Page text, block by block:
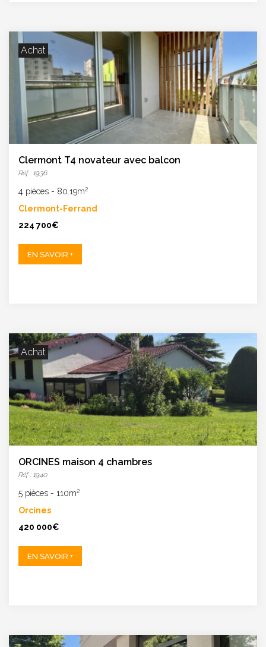
Achat
Clermont T4 novateur avec balcon
Réf : 1936
4 pièces - 80.19m2
Clermont-Ferrand
224 700€
EN SAVOIR +
Achat
ORCINES maison 4 chambres
Réf : 1940
5 pièces - 110m2
Orcines
420 000€
EN SAVOIR +